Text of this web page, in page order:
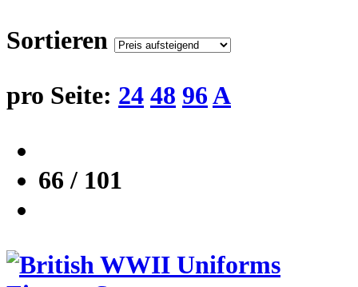
Sortieren
pro Seite: 24 48 96A
66 / 101